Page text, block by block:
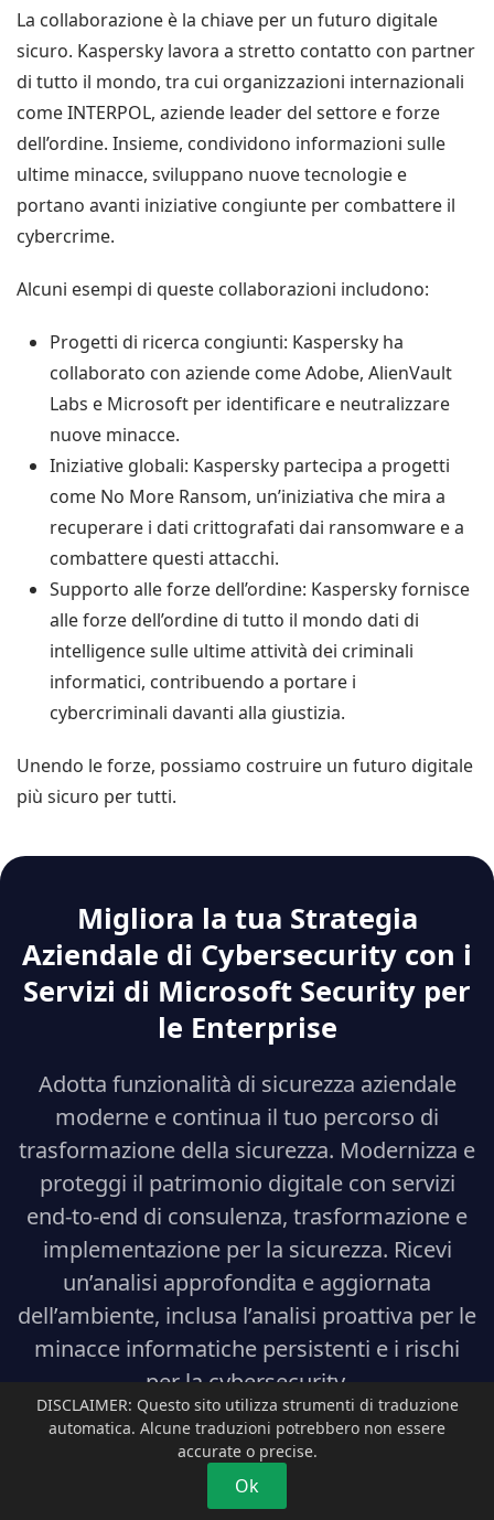
La collaborazione è la chiave per un futuro digitale
sicuro. Kaspersky lavora a stretto contatto con partner
di tutto il mondo, tra cui organizzazioni internazionali
come INTERPOL, aziende leader del settore e forze
dell’ordine. Insieme, condividono informazioni sulle
ultime minacce, sviluppano nuove tecnologie e
portano avanti iniziative congiunte per combattere il
cybercrime.
Alcuni esempi di queste collaborazioni includono:
Progetti di ricerca congiunti: Kaspersky ha
collaborato con aziende come Adobe, AlienVault
Labs e Microsoft per identificare e neutralizzare
nuove minacce.
Iniziative globali: Kaspersky partecipa a progetti
come No More Ransom, un’iniziativa che mira a
recuperare i dati crittografati dai ransomware e a
combattere questi attacchi.
Supporto alle forze dell’ordine: Kaspersky fornisce
alle forze dell’ordine di tutto il mondo dati di
intelligence sulle ultime attività dei criminali
informatici, contribuendo a portare i
cybercriminali davanti alla giustizia.
Unendo le forze, possiamo costruire un futuro digitale
più sicuro per tutti.
Migliora la tua Strategia
Aziendale di Cybersecurity con i
Servizi di Microsoft Security per
le Enterprise
Adotta funzionalità di sicurezza aziendale
moderne e continua il tuo percorso di
trasformazione della sicurezza. Modernizza e
proteggi il patrimonio digitale con servizi
end-to-end di consulenza, trasformazione e
implementazione per la sicurezza. Ricevi
un’analisi approfondita e aggiornata
dell’ambiente, inclusa l’analisi proattiva per le
minacce informatiche persistenti e i rischi
per la cybersecurity.
Microsoft Defender XDR
DISCLAIMER: Questo sito utilizza strumenti di traduzione
automatica. Alcune traduzioni potrebbero non essere
accurate o precise.
Ok